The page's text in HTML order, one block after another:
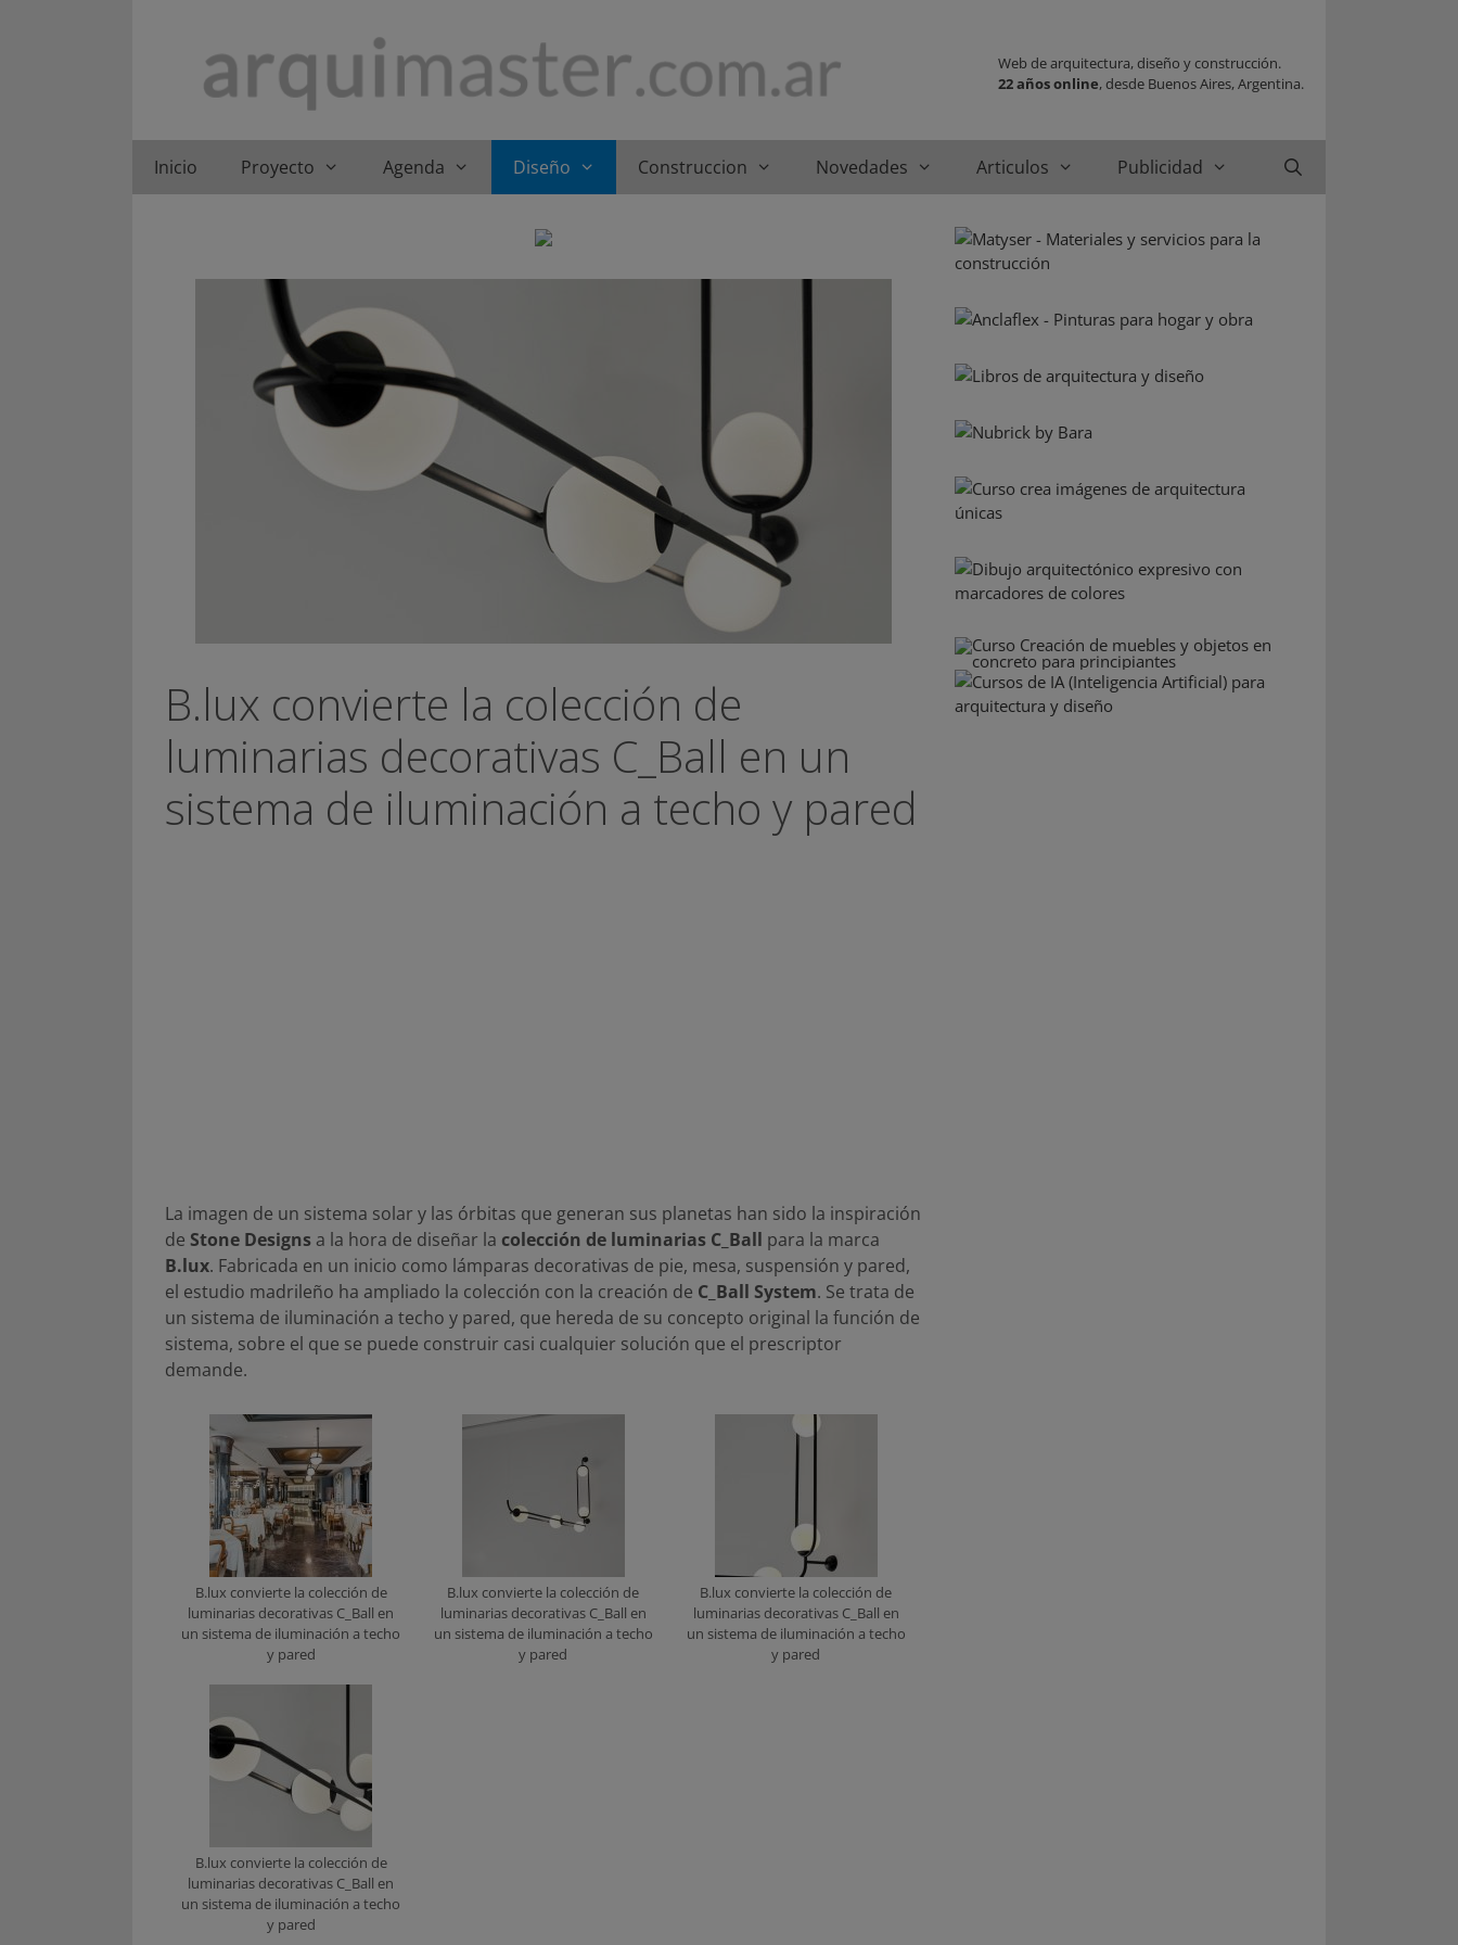
Web de arquitectura, diseño y construcción.
22 años online, desde Buenos Aires, Argentina.
Inicio Proyecto Agenda Diseño Construccion Novedades Articulos Publicidad
B.lux convierte la colección de
luminarias decorativas C_Ball en un
sistema de iluminación a techo y pared
La imagen de un sistema solar y las órbitas que generan sus planetas han sido la inspiración
de Stone Designs a la hora de diseñar la colección de luminarias C_Ball para la marca
B.lux. Fabricada en un inicio como lámparas decorativas de pie, mesa, suspensión y pared,
el estudio madrileño ha ampliado la colección con la creación de C_Ball System. Se trata de
un sistema de iluminación a techo y pared, que hereda de su concepto original la función de
sistema, sobre el que se puede construir casi cualquier solución que el prescriptor
demande.
B.lux convierte la colección de
luminarias decorativas C_Ball en
un sistema de iluminación a techo
y pared
B.lux convierte la colección de
luminarias decorativas C_Ball en
un sistema de iluminación a techo
y pared
B.lux convierte la colección de
luminarias decorativas C_Ball en
un sistema de iluminación a techo
y pared
B.lux convierte la colección de
luminarias decorativas C_Ball en
un sistema de iluminación a techo
y pared